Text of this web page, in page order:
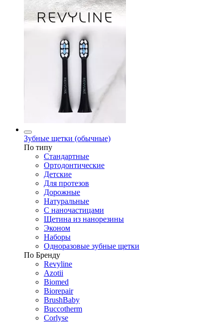
Зубные щетки (обычные)
По типу
Стандартные
Ортодонтические
Детские
Для протезов
Дорожные
Натуральные
С наночастицами
Щетина из нанорезины
Эконом
Наборы
Одноразовые зубные щетки
По Бренду
Revyline
Azotii
Biomed
Biorepair
BrushBaby
Buccotherm
Corlyse